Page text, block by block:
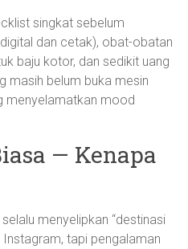
singkat sebelum
dan cetak), obat-obatan
baju kotor, dan sedikit uang
masih belum buka mesin
menyelamatkan mood
— Kenapa
menyelipkan “destinasi
Instagram, tapi pengalaman